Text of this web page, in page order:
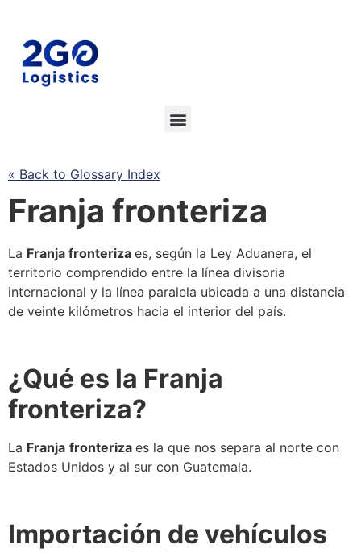
« Back to Glossary Index
Franja fronteriza
La Franja fronteriza es, según la Ley Aduanera, el
territorio comprendido entre la línea divisoria
internacional y la línea paralela ubicada a una distancia
de veinte kilómetros hacia el interior del país.
¿Qué es la Franja
fronteriza?
La Franja fronteriza es la que nos separa al norte con
Estados Unidos y al sur con Guatemala.
Importación de vehículos